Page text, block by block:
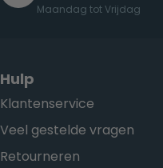
Maandag tot Vrijdag
Hulp
Klantenservice
Veel gestelde vragen
Retourneren